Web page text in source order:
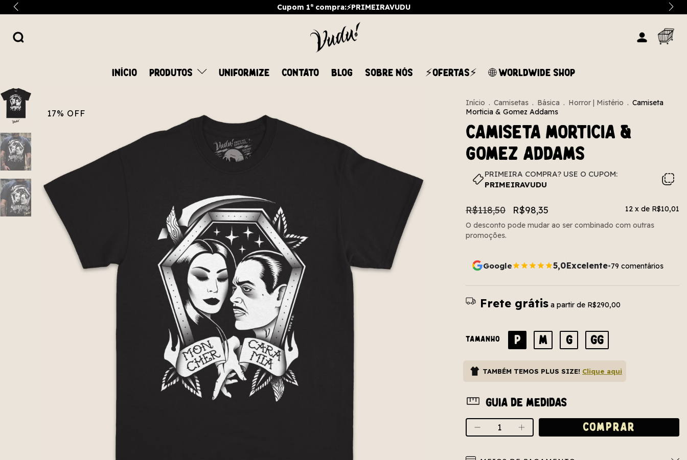
Cupom 1ª compra:⚡PRIMEIRAVUDU
INÍCIO PRODUTOS UNIFORMIZE CONTATO BLOG SOBRE NÓS ⚡OFERTAS⚡ 🌐 WORLDWIDE SHOP
17% OFF
Início . Camisetas . Básica . Horror | Mistério . Camiseta
Morticia & Gomez Addams
Camiseta Morticia &
Gomez Addams
PRIMEIRA COMPRA? USE O CUPOM:
PRIMEIRAVUDU
R$118,50 R$98,35 12 x de R$10,01
O desconto pode mudar ao ser combinado com outras
promoções.
Google 5,0Excelente•79 comentários
Frete grátis a partir de R$290,00
TAMANHO P M G GG
TAMBÉM TEMOS PLUS SIZE! Clique aqui
Guia de medidas